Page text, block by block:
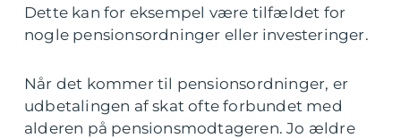
Dette kan for eksempel være tilfældet for
nogle pensionsordninger eller investeringer.
Når det kommer til pensionsordninger, er
udbetalingen af skat ofte forbundet med
alderen på pensionsmodtageren. Jo ældre